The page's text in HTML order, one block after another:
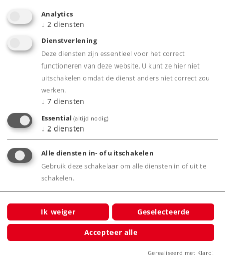
Highlights
De grootste en sterkste locomotief van de
Deutsche Bundesbahn.
Grondig aangepast model.
Met klokankermotor.
Met de rijrichting wisselende rood/witte
frontseinen.
Onderstel van metaal, opbouw van kunststof.
Verlichting in de machinekamer.
Met interieur in de machinekamer.
Met los aangezette handleiders.
Analytics
↓ 2 diensten
Dienstverlening
Deze diensten zijn essentieel voor het correct
functioneren van deze website. U kunt ze hier niet
uitschakelen omdat de dienst anders niet correct zou
werken.
↓ 7 diensten
Essential (altijd nodig)
↓ 2 diensten
Alle diensten in- of uitschakelen
Gebruik deze schakelaar om alle diensten in of uit te
schakelen.
Ik weiger Geselecteerde
Accepteer alle
Gerealiseerd met Klaro!